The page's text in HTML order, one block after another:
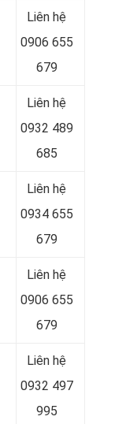
Liên hệ
0906 655
679
Liên hệ
0932 489
685
Liên hệ
0934 655
679
Liên hệ
0906 655
679
Liên hệ
0932 497
995